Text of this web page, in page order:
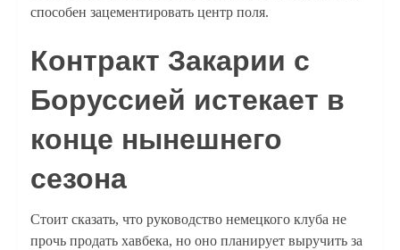
способен зацементировать центр поля.
Контракт Закарии с
Боруссией истекает в
конце нынешнего
сезона
Стоит сказать, что руководство немецкого клуба не
прочь продать хавбека, но оно планирует выручить за